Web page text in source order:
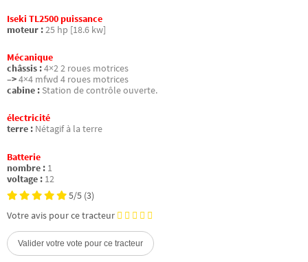
Iseki TL2500 puissance
moteur :25 hp [18.6 kw]
Mécanique
châssis :4×2 2 roues motrices
–>4×4 mfwd 4 roues motrices
cabine : Station de contrôle ouverte.
électricité
terre : Nétagif à la terre
Batterie
nombre : 1
voltage : 12
5/5 (3)
Votre avis pour ce tracteur